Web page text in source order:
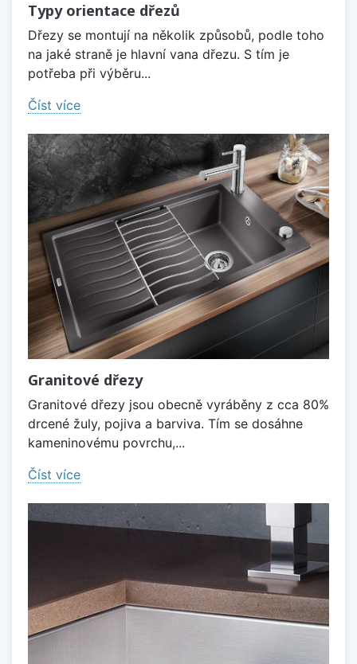
Typy orientace dřezů
Dřezy se montují na několik způsobů, podle toho
na jaké straně je hlavní vana dřezu. S tím je
potřeba při výběru...
Číst více
Granitové dřezy
Granitové dřezy jsou obecně vyráběny z cca 80%
drcené žuly, pojiva a barviva. Tím se dosáhne
kameninovému povrchu,...
Číst více